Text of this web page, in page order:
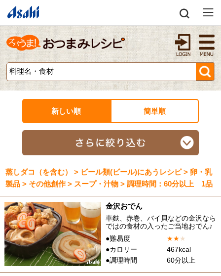
新しい順 簡単順
蒸しダコ（を含む） > ビール類(ビール)にあうレシピ > 卵・乳
製品 > その他創作 > スープ・汁物 > 調理時間：60分以上 1品
金沢おでん
車麩、赤巻、バイ貝などの金沢なら
ではの食材の入ったご当地おでん♪
●難易度
★★★
●カロリー
467kcal
●調理時間
60分以上